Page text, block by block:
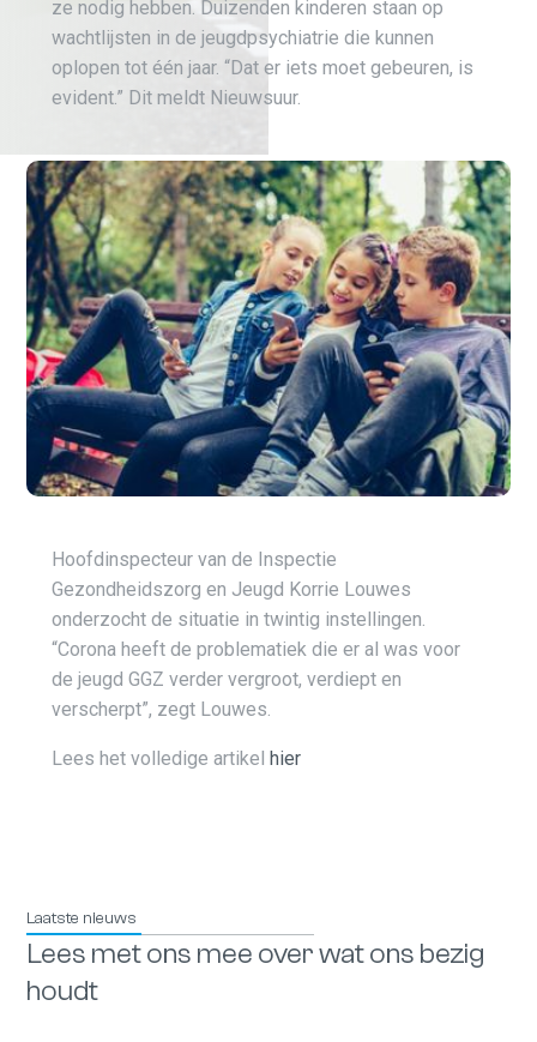
ze nodig hebben. Duizenden kinderen staan op
wachtlijsten in de jeugdpsychiatrie die kunnen
oplopen tot één jaar. “Dat er iets moet gebeuren, is
evident.” Dit meldt Nieuwsuur.
Hoofdinspecteur van de Inspectie
Gezondheidszorg en Jeugd Korrie Louwes
onderzocht de situatie in twintig instellingen.
“Corona heeft de problematiek die er al was voor
de jeugd GGZ verder vergroot, verdiept en
verscherpt”, zegt Louwes.
Lees het volledige artikel hier
Laatste nieuws
Lees met ons mee over wat ons bezig
houdt